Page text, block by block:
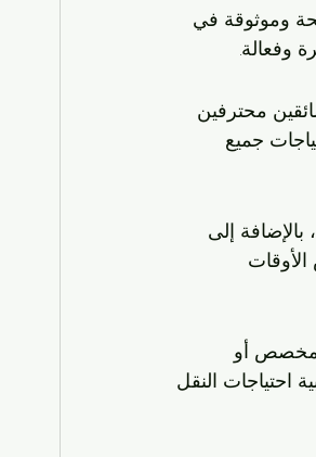
وموثوقة في
وفعالة.
محترفين
جميع
إلى
أو
احتياجات النقل